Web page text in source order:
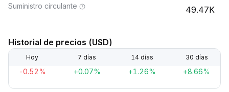
Suministro circulante 49.47K
Historial de precios (USD)
Hoy 7 días 14 días 30 días
-0.52% +0.07% +1.26% +8.66%